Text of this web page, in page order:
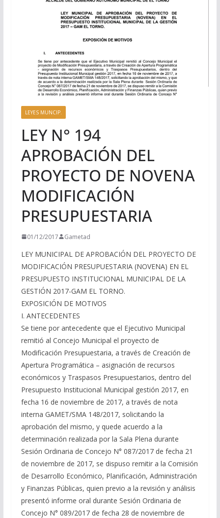
LEYES MUNCIP.
LEY N° 194
APROBACIÓN DEL
PROYECTO DE NOVENA
MODIFICACIÓN
PRESUPUESTARIA
01/12/2017 Gametad
LEY MUNICIPAL DE APROBACIÓN DEL PROYECTO DE
MODIFICACIÓN PRESUPUESTARIA (NOVENA) EN EL
PRESUPUESTO INSTITUCIONAL MUNICIPAL DE LA
GESTIÓN 2017-GAM EL TORNO.
EXPOSICIÓN DE MOTIVOS
I. ANTECEDENTES
Se tiene por antecedente que el Ejecutivo Municipal
remitió al Concejo Municipal el proyecto de
Modificación Presupuestaria, a través de Creación de
Apertura Programática – asignación de recursos
económicos y Traspasos Presupuestarios, dentro del
Presupuesto Institucional Municipal gestión 2017, en
fecha 16 de noviembre de 2017, a través de nota
interna GAMET/SMA 148/2017, solicitando la
aprobación del mismo, y quede acuerdo a la
determinación realizada por la Sala Plena durante
Sesión Ordinaria de Concejo N° 087/2017 de fecha 21
de noviembre de 2017, se dispuso remitir a la Comisión
de Desarrollo Económico, Planificación, Administración
y Finanzas Públicas, quien previo a la revisión y análisis
presentó informe oral durante Sesión Ordinaria de
Concejo N° 089/2017 de fecha 28 de noviembre de